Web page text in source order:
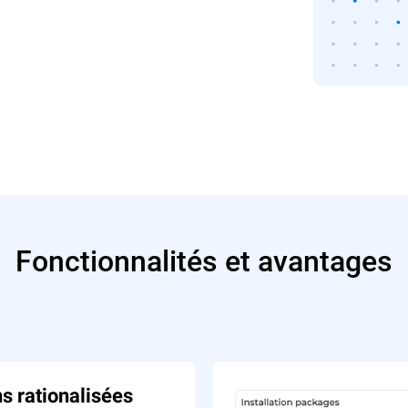
Fonctionnalités et avantages
rationalisées